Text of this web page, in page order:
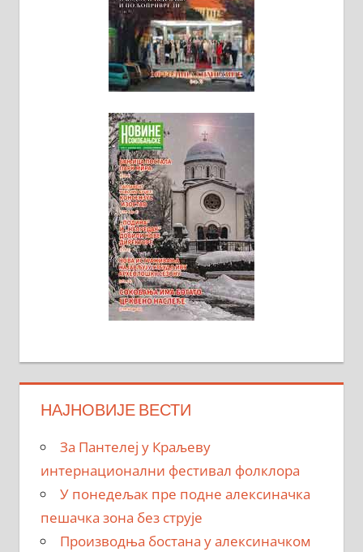
НАЈНОВИЈЕ ВЕСТИ
За Пантелеј у Краљеву
интернационални фестивал фолклора
У понедељак пре подне алексиначка
пешачка зона без струје
Производња бостана у алексиначком